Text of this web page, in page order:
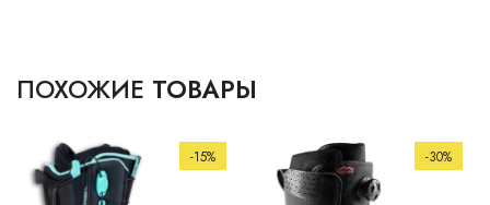
ПОХОЖИЕ ТОВАРЫ
-15% -30%